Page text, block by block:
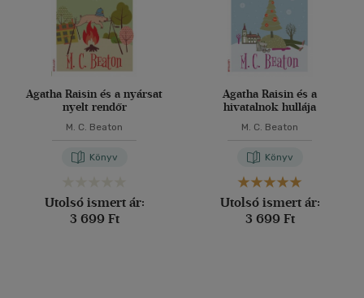
Agatha Raisin és a nyársat
nyelt rendőr
M. C. Beaton
Könyv
Utolsó ismert ár:
3 699 Ft
Agatha Raisin és a
hivatalnok hullája
M. C. Beaton
Könyv
Utolsó ismert ár:
3 699 Ft